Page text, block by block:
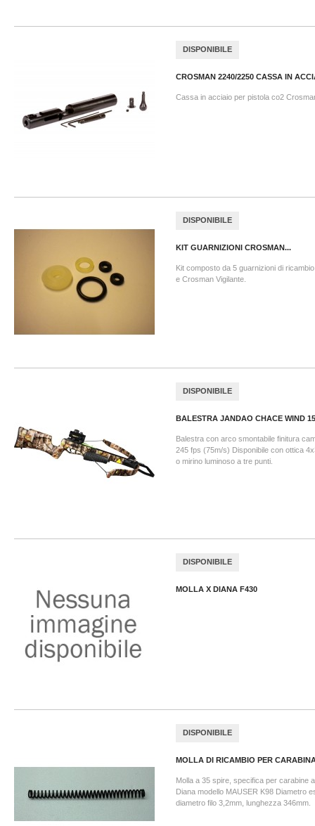
DISPONIBILE
CROSMAN 2240/2250 CASSA IN
Cassa in acciaio per pistola co2
DISPONIBILE
KIT GUARNIZIONI CROSMAN...
Kit composto da 5 guarnizioni di
e Crosman Vigilante.
DISPONIBILE
BALESTRA JANDAO CHACE WIND
Balestra con arco smontabile finitura
245 fps (75m/s) Disponibile con ottica
o mirino luminoso a tre punti.
DISPONIBILE
MOLLA X DIANA F430
DISPONIBILE
MOLLA DI RICAMBIO PER
Molla a 35 spire, specifica per carabine
Diana modello MAUSER K98 Diametro
diametro filo 3,2mm, lunghezza 346mm.